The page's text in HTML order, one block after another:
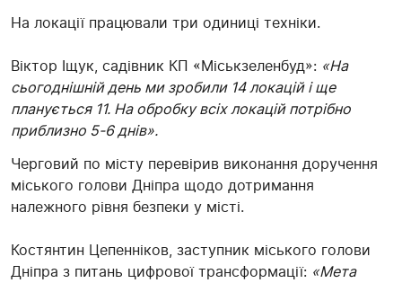
На локації працювали три одиниці техніки.
Віктор Іщук, садівник КП «Міськзеленбуд»: «На
сьогоднішній день ми зробили 14 локацій і ще
планується 11. На обробку всіх локацій потрібно
приблизно 5-6 днів».
Черговий по місту перевірив виконання доручення
міського голови Дніпра щодо дотримання
належного рівня безпеки у місті.
Костянтин Цепенніков, заступник міського голови
Дніпра з питань цифрової трансформації: «Мета